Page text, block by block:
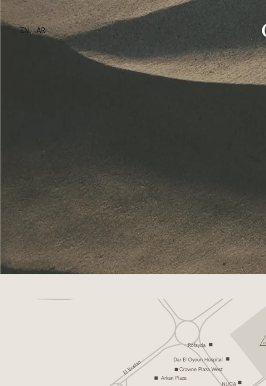
EN/AR